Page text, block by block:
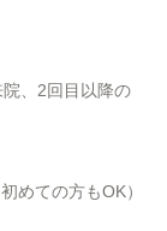
、2回目以降の
めての方もOK）